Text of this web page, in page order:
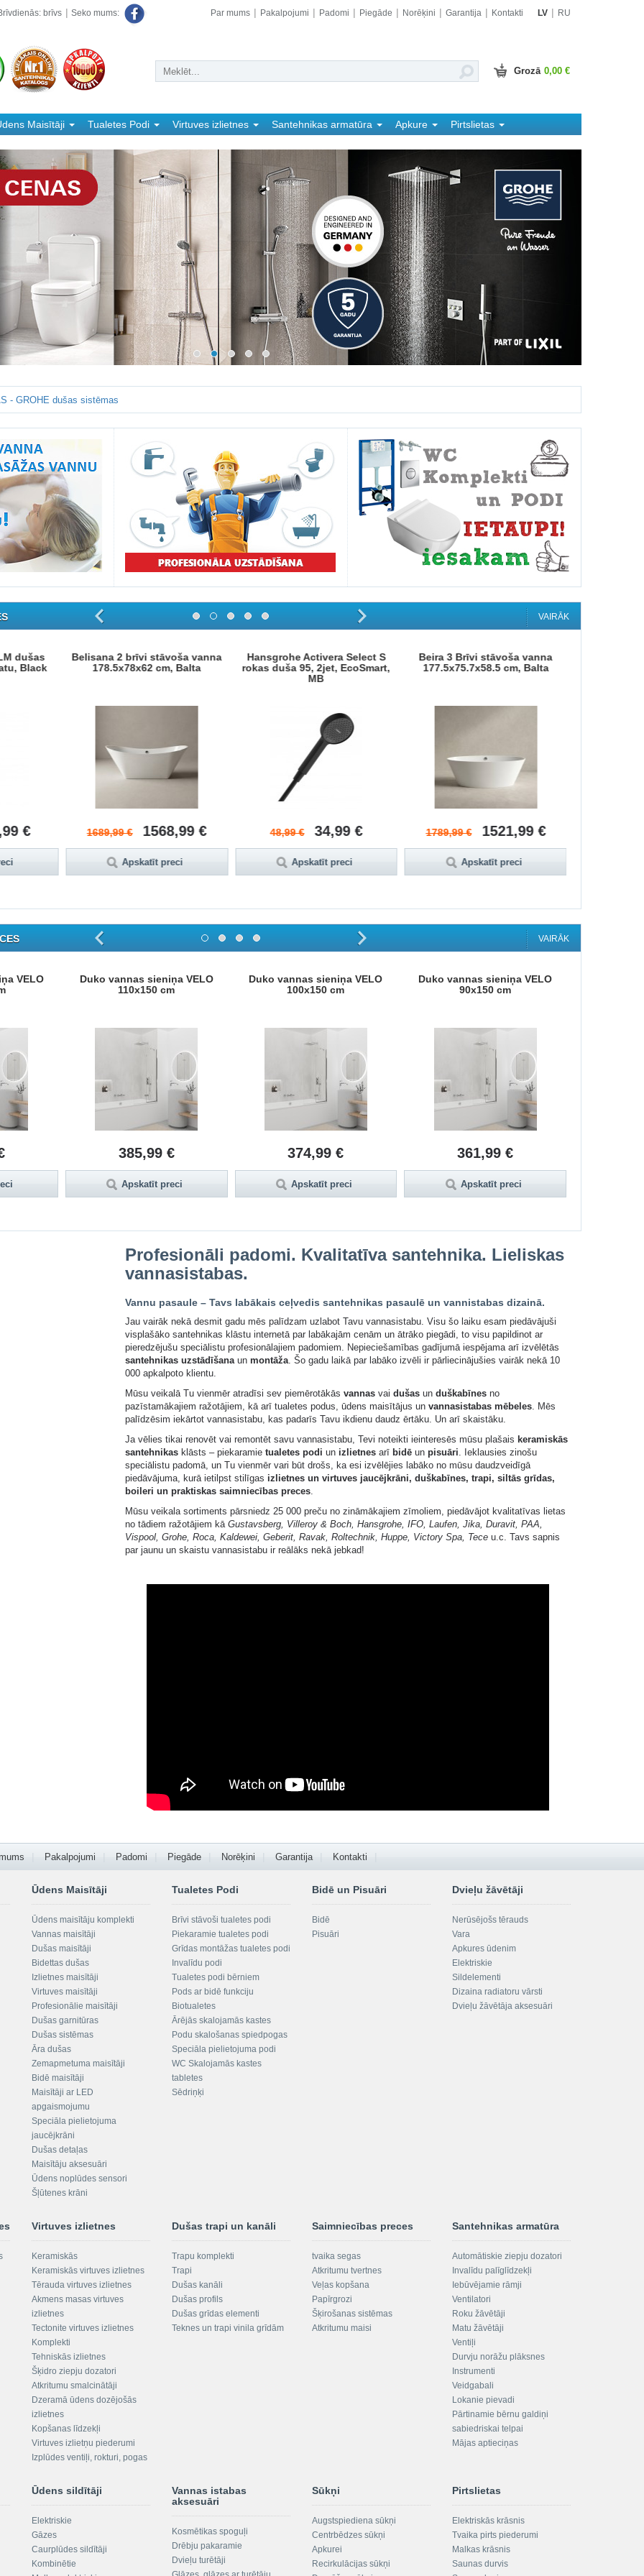
brīvs
Seko mums: Par mums Pakalpojumi Padomi Piegāde Norēķini Garantija Kontakti LV RU
Grozā 0,00 €
Maisītāji Tualetes Podi Virtuves izlietnes Santehnikas armatūra Apkure
Pirtslietas
- GROHE dušas sistēmas
VAIRĀK
dušas
Black
€
Belisana 2 brīvi stāvoša vanna
178.5x78x62 cm, Balta
1689,99 € 1568,99 €
Apskatīt preci
Hansgrohe Activera Select S
rokas duša 95, 2jet, EcoSmart,
MB
48,99 € 34,99 €
Apskatīt preci
Beira 3 Brīvi stāvoša vanna
177.5x75.7x58.5 cm, Balta
1789,99 € 1521,99 €
Apskatīt preci
VAIRĀK
VELO
Duko vannas sieniņa VELO
110x150 cm
385,99 €
Apskatīt preci
Duko vannas sieniņa VELO
100x150 cm
374,99 €
Apskatīt preci
Duko vannas sieniņa VELO
90x150 cm
361,99 €
Apskatīt preci
Profesionāli padomi. Kvalitatīva santehnika. Lieliskas
vannasistabas.
Vannu pasaule – Tavs labākais ceļvedis santehnikas pasaulē un vannistabas dizainā.
Jau vairāk nekā desmit gadu mēs palīdzam uzlabot Tavu vannasistabu. Visu šo laiku esam piedāvājuši
visplašāko santehnikas klāstu internetā par labākajām cenām un ātrāko piegādi, to visu papildinot ar
pieredzējušu speciālistu profesionālajiem padomiem. Nepieciešamības gadījumā iespējama arī izvēlētās
santehnikas uzstādīšanaun montāža. Šo gadu laikā par labāko izvēli ir pārliecinājušies vairāk nekā 10
000 apkalpoto klientu.
Mūsu veikalā Tu vienmēr atradīsi sev piemērotākās vannasvai dušasun duškabīnesno
pazīstamākajiem ražotājiem, kā arī tualetes podus, ūdens maisītājus un vannasistabas mēbeles. Mēs
palīdzēsim iekārtot vannasistabu, kas padarīs Tavu ikdienu daudz ērtāku. Un arī skaistāku.
Ja vēlies tikai renovēt vai remontēt savu vannasistabu, Tevi noteikti ieinteresēs mūsu plašais keramiskās
santehnikas klāsts – piekaramie tualetes podi un izlietnesarī bidēun pisuāri. Ieklausies zinošu
speciālistu padomā, un Tu vienmēr vari būt drošs, ka esi izvēlējies labāko no mūsu daudzveidīgā
piedāvājuma, kurā ietilpst stilīgas izlietnes un virtuves jaucējkrāni, duškabīnes, trapi, siltās grīdas,
boileri un praktiskas saimniecības preces.
Mūsu veikala sortiments pārsniedz 25 000 preču no zināmākajiem zīmoliem, piedāvājot kvalitatīvas lietas
no tādiem ražotājiem kā Gustavsberg, Villeroy & Boch, Hansgrohe, IFO, Laufen, Jika, Duravit, PAA,
Vispool, Grohe, Roca, Kaldewei, Geberit, Ravak, Roltechnik, Huppe, Victory Spa, Teceu.c. Tavs sapnis
par jaunu un skaistu vannasistabu ir reālāks nekā jebkad!
Pakalpojumi Padomi Piegāde Norēķini Garantija Kontakti
Ūdens Maisītāji
Ūdens maisītāju komplekti
Vannas maisītāji
Dušas maisītāji
Bidettas dušas
Izlietnes maisītāji
Virtuves maisītāji
Profesionālie maisītāji
Dušas garnitūras
Dušas sistēmas
Āra dušas
Zemapmetuma maisītāji
Bidē maisītāji
Maisītāji ar LED
apgaismojumu
Speciāla pielietojuma
jaucējkrāni
Dušas detaļas
Maisītāju aksesuāri
Ūdens noplūdes sensori
Šļūtenes krāni
Tualetes Podi
Brīvi stāvoši tualetes podi
Piekaramie tualetes podi
Grīdas montāžas tualetes podi
Invalīdu podi
Tualetes podi bērniem
Pods ar bidē funkciju
Biotualetes
Ārējās skalojamās kastes
Podu skalošanas spiedpogas
Speciāla pielietojuma podi
WC Skalojamās kastes
tabletes
Sēdriņķi
Bidē un Pisuāri
Bidē
Pisuāri
Dvieļu žāvētāji
Nerūsējošs tērauds
Vara
Apkures ūdenim
Elektriskie
Sildelementi
Dizaina radiatoru vārsti
Dvieļu žāvētāja aksesuāri
Virtuves izlietnes
Keramiskās
Keramiskās virtuves izlietnes
Tērauda virtuves izlietnes
Akmens masas virtuves
izlietnes
Tectonite virtuves izlietnes
Komplekti
Tehniskās izlietnes
Šķidro ziepju dozatori
Atkritumu smalcinātāji
Dzeramā ūdens dozējošās
izlietnes
Kopšanas līdzekļi
Virtuves izlietņu piederumi
Izplūdes ventiļi, rokturi, pogas
Dušas trapi un kanāli
Trapu komplekti
Trapi
Dušas kanāli
Dušas profils
Dušas grīdas elementi
Teknes un trapi vinila grīdām
Saimniecības preces
tvaika segas
Atkritumu tvertnes
Veļas kopšana
Papīrgrozi
Šķirošanas sistēmas
Atkritumu maisi
Santehnikas armatūra
Automātiskie ziepju dozatori
Invalīdu palīglīdzekļi
Iebūvējamie rāmji
Ventilatori
Roku žāvētāji
Matu žāvētāji
Ventiļi
Durvju norāžu plāksnes
Instrumenti
Veidgabali
Lokanie pievadi
Pārtinamie bērnu galdiņi
sabiedriskai telpai
Mājas aptieciņas
Ūdens sildītāji
Elektriskie
Gāzes
Caurplūdes sildītāji
Kombinētie
Vannas istabas
aksesuāri
Kosmētikas spoguļi
Drēbju pakaramie
Dvieļu turētāji
Sūkņi
Augstspiediena sūkņi
Centrbēdzes sūkņi
Apkurei
Recirkulācijas sūkņi
Pirtslietas
Elektriskās krāsnis
Tvaika pirts piederumi
Malkas krāsnis
Saunas durvis